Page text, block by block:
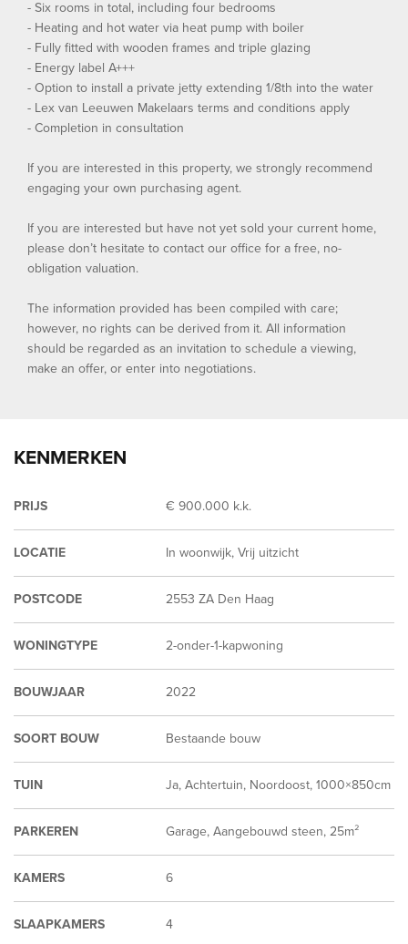
- Six rooms in total, including four bedrooms
- Heating and hot water via heat pump with boiler
- Fully fitted with wooden frames and triple glazing
- Energy label A+++
- Option to install a private jetty extending 1/8th into the water
- Lex van Leeuwen Makelaars terms and conditions apply
- Completion in consultation
If you are interested in this property, we strongly recommend
engaging your own purchasing agent.
If you are interested but have not yet sold your current home,
please don’t hesitate to contact our office for a free, no-
obligation valuation.
The information provided has been compiled with care;
however, no rights can be derived from it. All information
should be regarded as an invitation to schedule a viewing,
make an offer, or enter into negotiations.
KENMERKEN
PRIJS € 900.000 k.k.
LOCATIE In woonwijk, Vrij uitzicht
POSTCODE 2553 ZA Den Haag
WONINGTYPE 2-onder-1-kapwoning
BOUWJAAR 2022
SOORT BOUW Bestaande bouw
TUIN Ja, Achtertuin, Noordoost, 1000×850cm
PARKEREN Garage, Aangebouwd steen, 25m²
KAMERS 6
SLAAPKAMERS 4